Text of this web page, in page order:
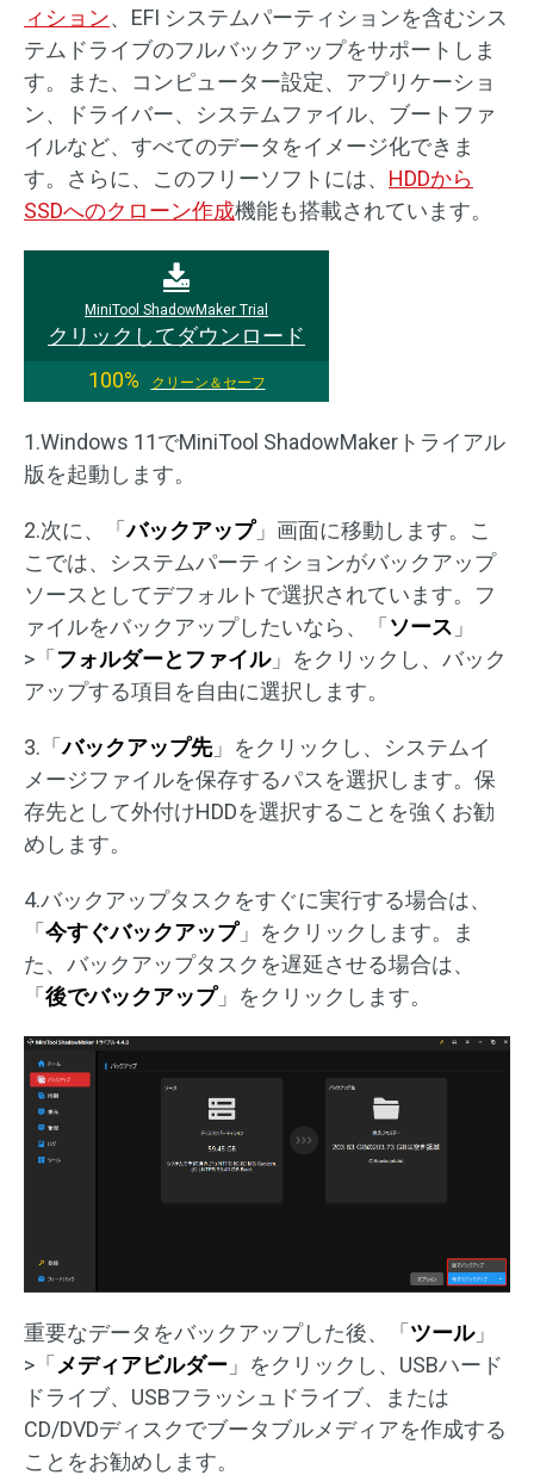
ィション、EFI システムパーティションを含むシス
テムドライブのフルバックアップをサポートしま
す。また、コンピューター設定、アプリケーショ
ン、ドライバー、システムファイル、ブートファ
イルなど、すべてのデータをイメージ化できま
す。さらに、このフリーソフトには、 HDDから
SSDへのクローン作成機能も搭載されています。
MiniTool ShadowMaker Trial
クリックしてダウンロード
100%
クリーン＆セーフ
1.Windows 11でMiniTool ShadowMakerトライアル
版を起動します。
2.次に、「バックアップ」画面に移動します。こ
こでは、システムパーティションがバックアップ
ソースとしてデフォルトで選択されています。フ
ァイルをバックアップしたいなら、「 ソース 」
>「 フォルダーとファイル」をクリックし、バック
アップする項目を自由に選択します。
3.「バックアップ先」をクリックし、システムイ
メージファイルを保存するパスを選択します。保
存先として外付けHDDを選択することを強くお勧
めします。
4.バックアップタスクをすぐに実行する場合は、
「 今すぐバックアップ」をクリックします。ま
た、バックアップタスクを遅延させる場合は、
「 後でバックアップ」をクリックします。
重要なデータをバックアップした後、「 ツール」
>「 メディアビルダー 」をクリックし、USBハード
ドライブ、USBフラッシュドライブ、または
CD/DVDディスクでブータブルメディアを作成する
ことをお勧めします。